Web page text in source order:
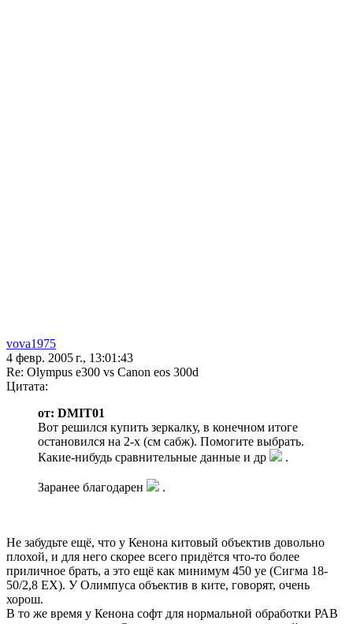
vova1975
4 февр. 2005 г., 13:01:43
Re: Olympus e300 vs Canon eos 300d
Цитата:
от: DMIT01
Вот решился купить зеркалку, в конечном итоге
остановился на 2-х (см сабж). Помогите выбрать.
Какие-нибудь сравнительные данные и др
.
Заранее благодарен .
Не забудьте ещё, что у Кенона китовый объектив довольно
плохой, и для него скорее всего придётся что-то более
приличное брать, а это ещё как минимум 450 уе (Сигма 18-
50/2,8 ЕХ). У Олимпуса объектив в ките, говорят, очень
хорош.
В то же время у Кенона софт для нормальной обработки РАВ